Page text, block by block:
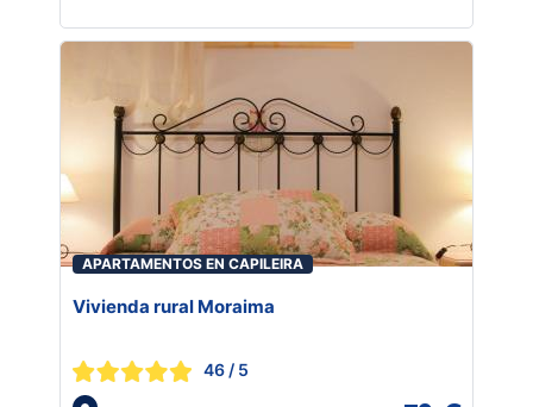
APARTAMENTOS EN CAPILEIRA
Vivienda rural Moraima
46 / 5